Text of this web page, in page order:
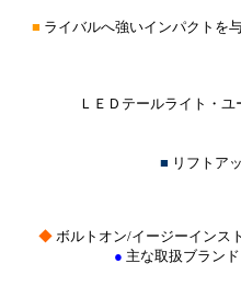
■ ライバルへ強いインパクト
ＬＥＤテールライト・
■ リフトア
◆ ボルトオン/イージーインス
● 主な取扱ブラン